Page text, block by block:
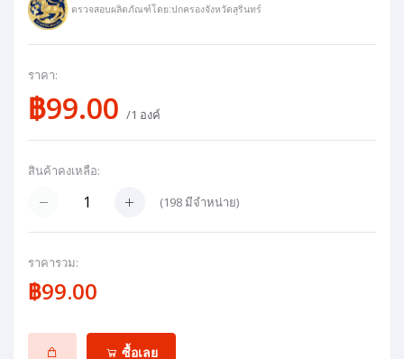
ตรวจสอบผลิตภัณฑ์โดย:ปกครองจังหวัดสุรินทร์
ราคา:
฿99.00 /1 องค์
สินค้าคงเหลือ:
(198มีจำหน่าย)
ราคารวม:
฿99.00
ซื้อเลย